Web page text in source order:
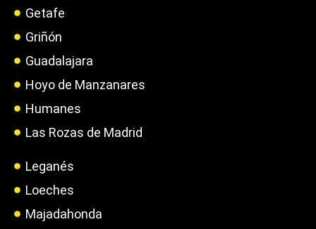
Getafe
Griñón
Guadalajara
Hoyo de Manzanares
Humanes
Las Rozas de Madrid
Leganés
Loeches
Majadahonda